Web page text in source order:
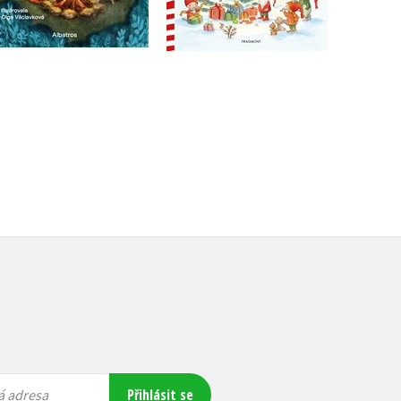
Do košíku
299 Kč
239 Kč
Do košíku
adresa Přihlásit se